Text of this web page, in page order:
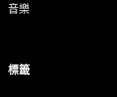
音樂
標籤